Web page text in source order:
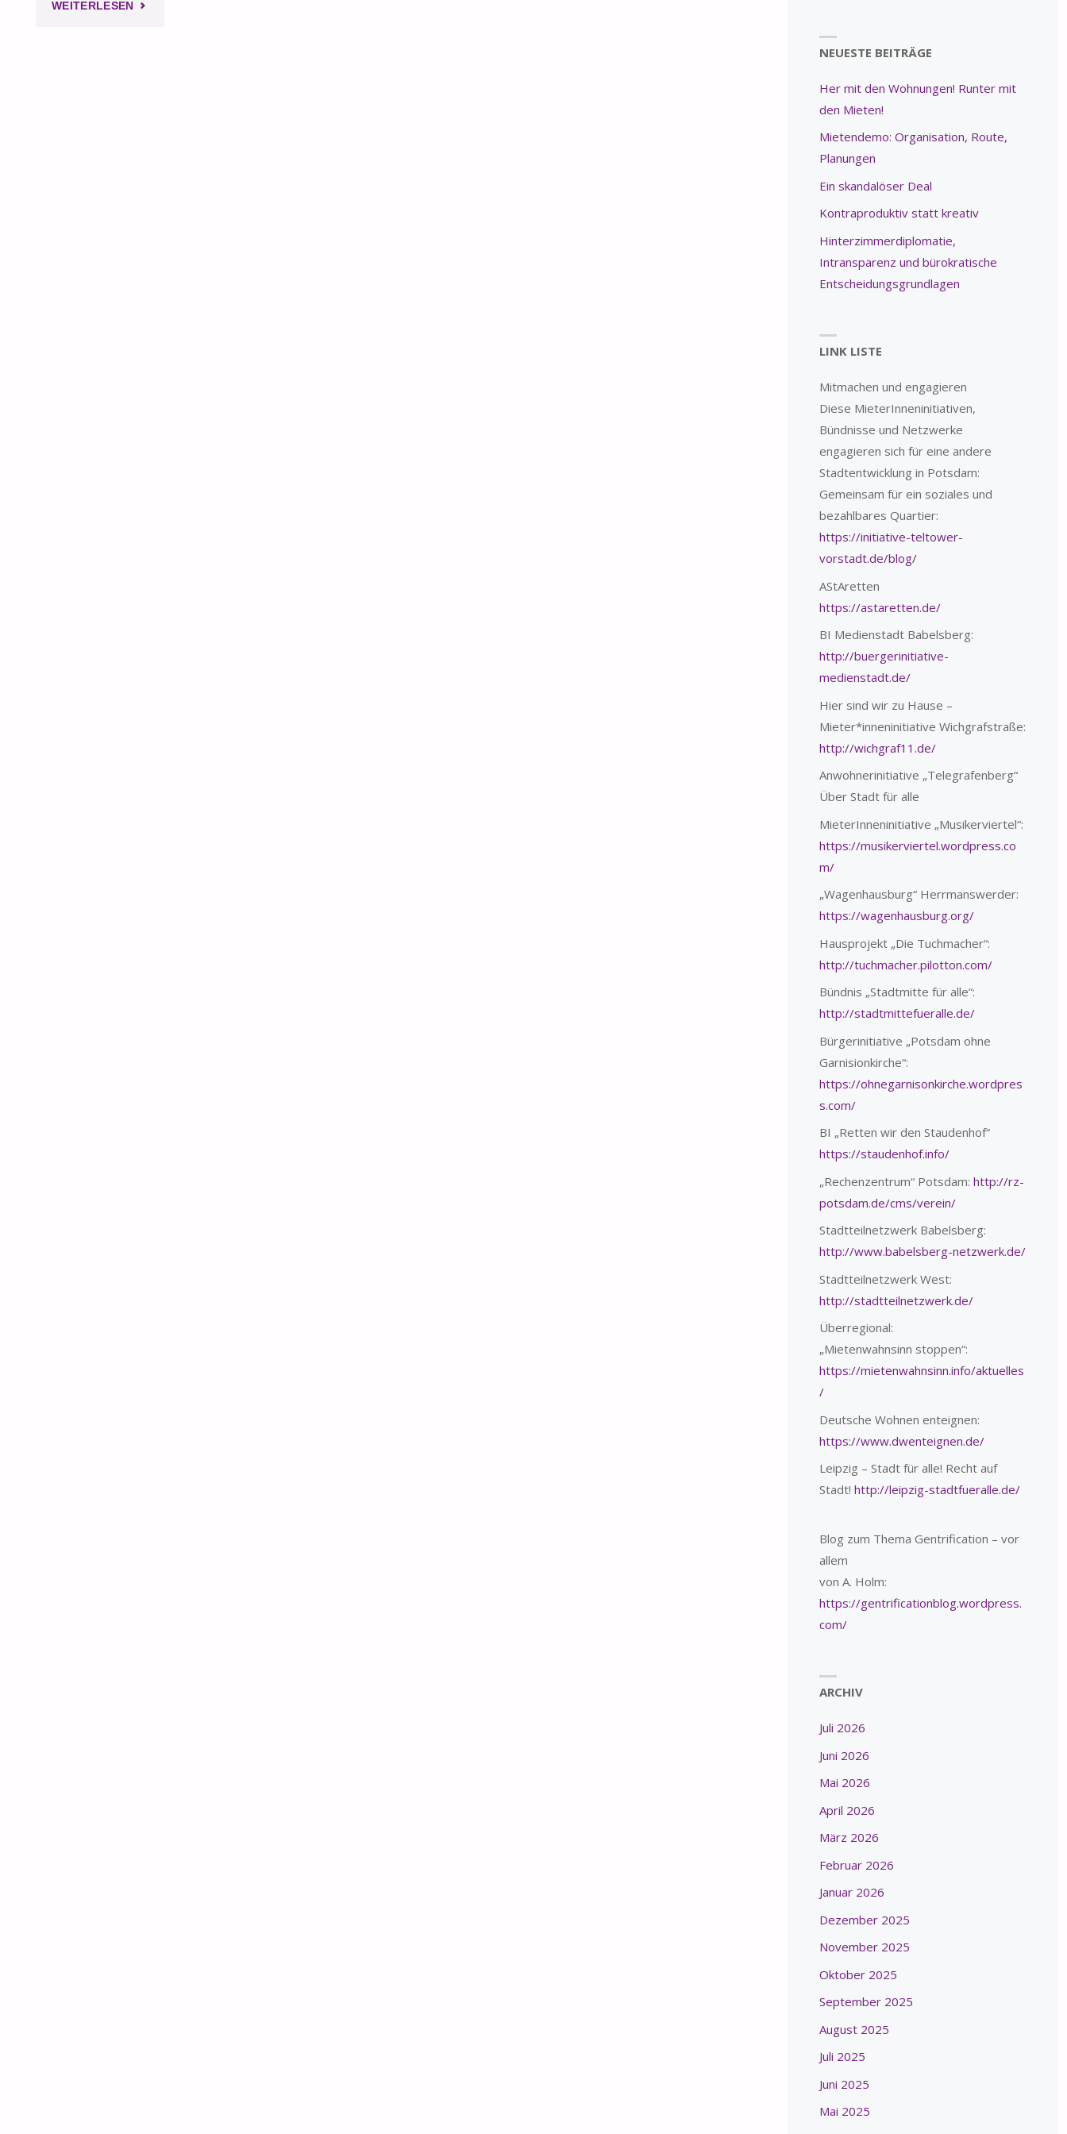
WEITERLESEN"FRIEDRICH
NEUESTE BEITRÄGE
Her mit den Wohnungen! Runter mit
den Mieten!
Mietendemo: Organisation, Route,
Planungen
Ein skandalöser Deal
Kontraproduktiv statt kreativ
Hinterzimmerdiplomatie,
Intransparenz und bürokratische
Entscheidungsgrundlagen
LINK LISTE
Mitmachen und engagieren
Diese MieterInneninitiativen,
Bündnisse und Netzwerke
engagieren sich für eine andere
Stadtentwicklung in Potsdam:
Gemeinsam für ein soziales und
bezahlbares Quartier:
https://initiative-teltower-
vorstadt.de/blog/
AStAretten
https://astaretten.de/
BI Medienstadt Babelsberg:
http://buergerinitiative-
medienstadt.de/
Hier sind wir zu Hause –
Mieter*inneninitiative Wichgrafstraße:
http://wichgraf11.de/
Anwohnerinitiative „Telegrafenberg“
Über Stadt für alle
MieterInneninitiative „Musikerviertel“:
https://musikerviertel.wordpress.co
m/
„Wagenhausburg“ Herrmanswerder:
https://wagenhausburg.org/
Hausprojekt „Die Tuchmacher“:
http://tuchmacher.pilotton.com/
Bündnis „Stadtmitte für alle“:
http://stadtmittefueralle.de/
Bürgerinitiative „Potsdam ohne
Garnisionkirche“:
https://ohnegarnisonkirche.wordpres
s.com/
BI „Retten wir den Staudenhof“
https://staudenhof.info/
„Rechenzentrum“ Potsdam: http://rz-
potsdam.de/cms/verein/
Stadtteilnetzwerk Babelsberg:
http://www.babelsberg-netzwerk.de/
Stadtteilnetzwerk West:
http://stadtteilnetzwerk.de/
Überregional:
„Mietenwahnsinn stoppen“:
https://mietenwahnsinn.info/aktuelles
/
Deutsche Wohnen enteignen:
https://www.dwenteignen.de/
Leipzig – Stadt für alle! Recht auf
Stadt! http://leipzig-stadtfueralle.de/
Blog zum Thema Gentrification – vor
allem
von A. Holm:
https://gentrificationblog.wordpress.
com/
ARCHIV
Juli 2026
Juni 2026
Mai 2026
April 2026
März 2026
Februar 2026
Januar 2026
Dezember 2025
November 2025
Oktober 2025
September 2025
August 2025
Juli 2025
Juni 2025
Mai 2025